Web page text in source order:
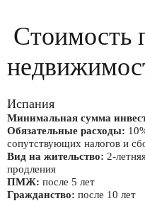
Стоимость
Испания
Минимальная сумма
Обязательные расходы:
сопутствующих налогов и
Вид на жительство: 2-
продления
ПМЖ: после 5 лет
Гражданство: после 10 лет